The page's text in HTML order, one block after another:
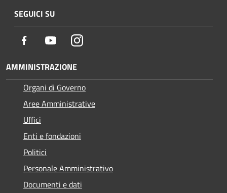
SEGUICI SU
Facebook YoutubeInstagram
AMMINISTRAZIONE
Organi di Governo
Aree Amministrative
Uffici
Enti e fondazioni
Politici
Personale Amministrativo
Documenti e dati